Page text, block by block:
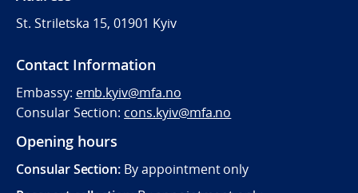
St. Striletska 15, 01901 Kyiv
Contact Information
Embassy: emb.kyiv@mfa.no
Consular Section: cons.kyiv@mfa.no
Opening hours
Consular Section: By appointment only